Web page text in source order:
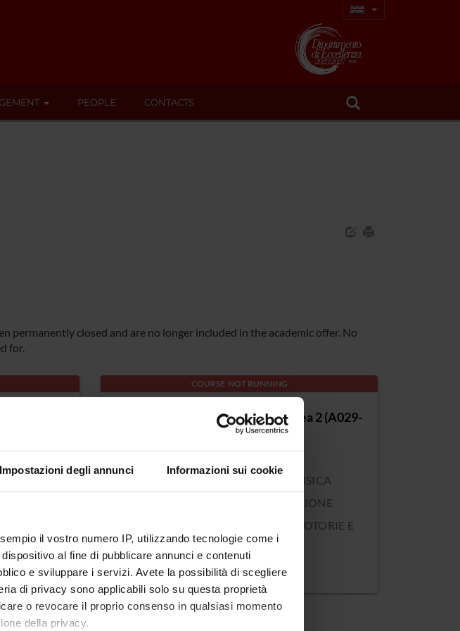
Impostazioni degli annunci Informazioni sui cookie
il vostro numero IP, utilizzando tecnologie come i
al fine di pubblicare annunci e contenuti
e sviluppare i servizi. Avete la possibilità di scegliere
di privacy sono applicabili solo su questa proprietà
o revocare il proprio consenso in qualsiasi momento
della privacy.
PEOPLE CONTACTS
permanently closed and are no longer included in the academic offer. No
for.
negli istituti
COURSE NOT RUNNING
TFA_VER2 Vertical disciplinary area 2 (A029-
Degree class: AC02 - EDUCAZIONE FISICA
NEGLI ISTITUTI E SCUOLE DI ISTRUZIONE
SECONDARIA II GRADO, SCIENZE MOTORIE E
SPORTIVE
Location: Verona